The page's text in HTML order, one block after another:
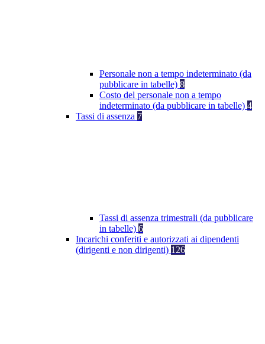
Personale non a tempo indeterminato (da
pubblicare in tabelle) 8
Costo del personale non a tempo
indeterminato (da pubblicare in tabelle) 4
Tassi di assenza 7
Tassi di assenza trimestrali (da pubblicare
in tabelle) 6
Incarichi conferiti e autorizzati ai dipendenti
(dirigenti e non dirigenti) 126